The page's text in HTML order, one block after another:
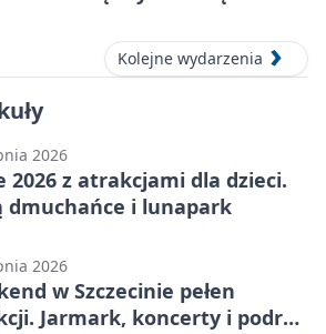
Kolejne wydarzenia
2026
2026 z atrakcjami dla dzieci.
dmuchańce i lunapark
2026
w Szczecinie pełen
Jarmark, koncerty i podróż